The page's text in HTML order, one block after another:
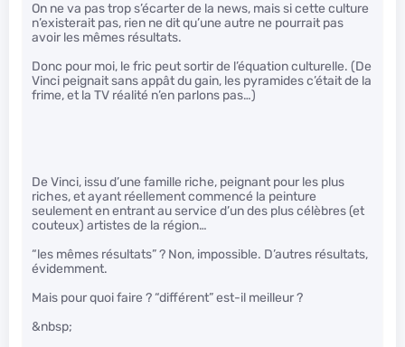
On ne va pas trop s’écarter de la news, mais si cette culture
n’existerait pas, rien ne dit qu’une autre ne pourrait pas
avoir les mêmes résultats.
Donc pour moi, le fric peut sortir de l’équation culturelle. (De
Vinci peignait sans appât du gain, les pyramides c’était de la
frime, et la TV réalité n’en parlons pas…)
De Vinci, issu d’une famille riche, peignant pour les plus
riches, et ayant réellement commencé la peinture
seulement en entrant au service d’un des plus célèbres (et
couteux) artistes de la région…
“les mêmes résultats” ? Non, impossible. D’autres résultats,
évidemment.
Mais pour quoi faire ? “différent” est-il meilleur ?
&nbsp;